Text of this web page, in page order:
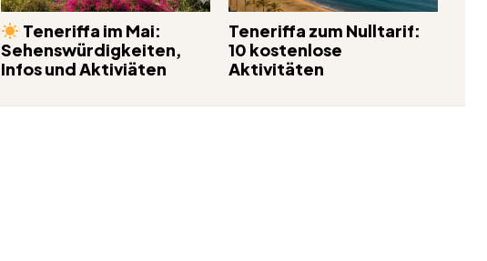
Teneriffa im Mai:
Sehenswürdigkeiten,
Infos und Aktiviäten
Teneriffa zum Nulltarif:
10 kostenlose
Aktivitäten